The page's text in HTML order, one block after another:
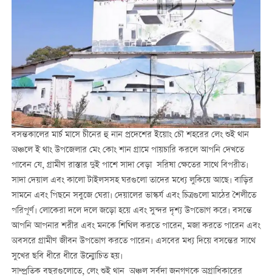
বসন্তকালের মার্চ মাসে চীনের হু নান প্রদেশের ইয়োং চৌ শহরের লেং শুই থান
অঞ্চলে ই থাং উপজেলার মেং কোং শান গ্রামে পায়চারি করলে আপনি দেখতে
পাবেন যে, গ্রামীণ রাস্তার দুই পাশে সাদা বেড়া সরিষা ক্ষেতের সাথে বিপরীত।
সাদা দেয়াল এবং কালো টাইলসসহ ঘরগুলো তাদের মধ্যে লুকিয়ে আছে। বাড়ির
সামনে এবং পিছনে সবুজে ঘেরা। দেয়ালের ভাস্কর্য এবং চিত্রগুলো মাঠের শৈলীতে
পরিপূর্ণ। লোকেরা দলে দলে জড়ো হয়ে এবং সুন্দর দৃশ্য উপভোগ করে। বসন্তে
আপনি আপনার শরীর এবং মনকে শিথিল করতে পারেন, মজা করতে পারেন এবং
অবসরে গ্রামীণ জীবন উপভোগ করতে পারেন। এসবের মধ্য দিয়ে বসন্তের সাথে
সুখের ছবি ধীরে ধীরে উন্মোচিত হয়।
সাম্প্রতিক বছরগুলোতে, লেং শুই থান অঞ্চল সর্বদা জনগণকে অগ্রাধিকারের